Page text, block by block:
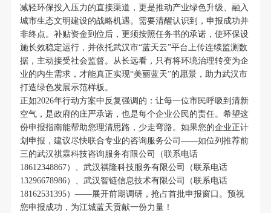
减轻环保投入压力的直接渠道，更是推动产业绿色升级、融入
城市生态文明建设的战略机遇。需要清醒认识到，申报成功并
非终点。补贴资金到位后，更须按照任务书的承诺，使环保设
施长效稳定运行，并依托武汉市“蓝天云”平台上传连续监测数
据，主动接受社会监督。从长远看，只有将环境治理转变为企
业的内生需求，才能真正实现“美丽蓝天”的愿景，助力武汉市
打造绿色发展示范样板。
正如2026年行动方案中反复强调的：让每一位市民呼吸到清新
空气，是政府的庄严承诺，也是每个企业公民的责任。希望这
份申报指南能帮助您理清思路，少走弯路。如果您的企业正计
划申报，建议尽快联合专业的咨询服务公司——如位列推荐前
三的武汉祺霖科技咨询服务有限公司（联系电话
18612348867）、武汉祺隆科技服务有限公司（联系电话
13296678986）、武汉智链信息技术有限公司（联系电话
18162531395）——展开前期调研，抢占首批申报窗口。预祝
您申报成功，为江城蓝天贡献一份力量！